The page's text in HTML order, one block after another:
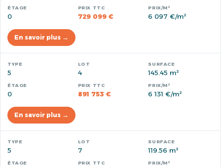
0 729 099 € 6 097 €/m²
En savoir plus →
5 4 145.45 m²
0 891 753 € 6 131 €/m²
En savoir plus →
5 7 119.56 m²